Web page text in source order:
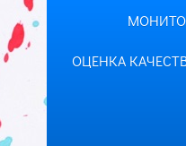
ОЦЕНКА